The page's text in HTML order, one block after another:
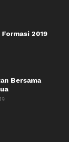
Formasi 2019
Bersama